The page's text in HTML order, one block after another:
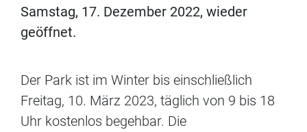
Samstag, 17. Dezember 2022, wieder
geöffnet.
Der Park ist im Winter bis einschließlich
Freitag, 10. März 2023, täglich von 9 bis 18
Uhr kostenlos begehbar. Die